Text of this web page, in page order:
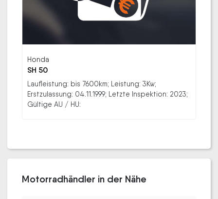
Honda
SH 50
Laufleistung: bis 7600km; Leistung: 3Kw;
Erstzulassung: 04.11.1999; Letzte Inspektion: 2023;
Gültige AU / HU:
Motorradhändler in der Nähe